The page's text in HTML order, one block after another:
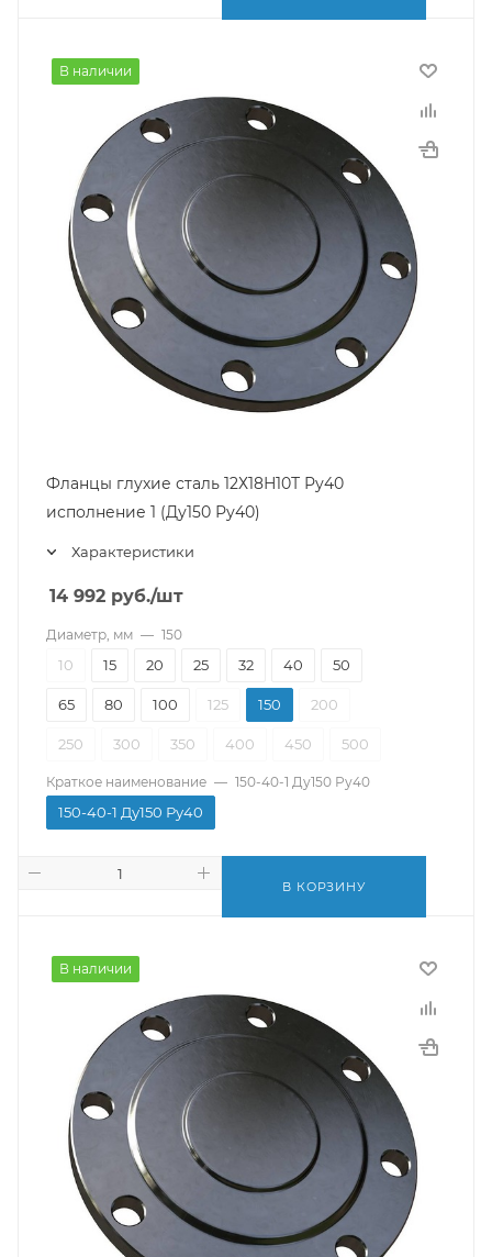
В наличии
Фланцы глухие сталь 12Х18Н10Т Ру40
исполнение 1 (Ду150 Ру40)
Характеристики
14 992 руб./шт
Диаметр, мм — 150
10 15 20 25 32 40 50
65 80 100 125 150 200
250 300 350 400 450 500
Краткое наименование — 150-40-1 Ду150 Ру40
150-40-1 Ду150 Ру40
В КОРЗИНУ
В наличии